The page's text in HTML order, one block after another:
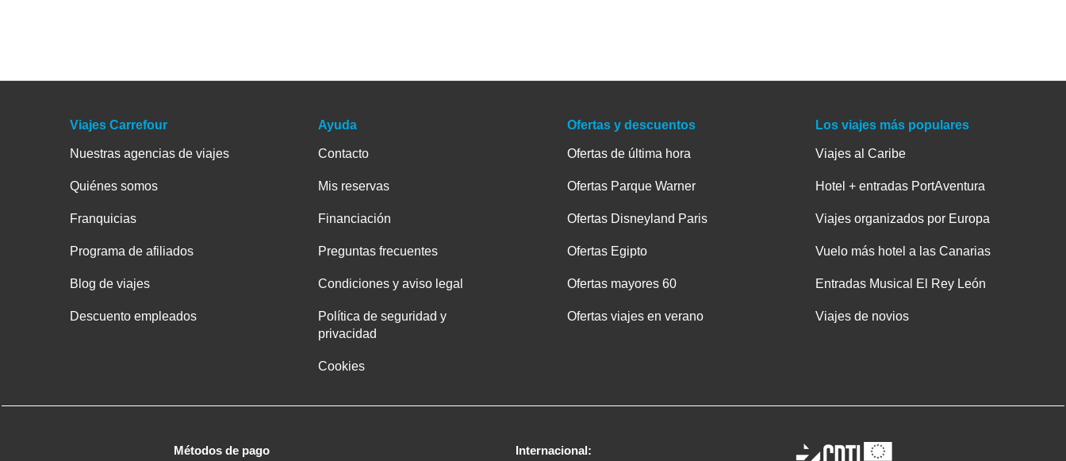
Viajes Carrefour
Nuestras agencias de viajes
Quiénes somos
Franquicias
Programa de afiliados
Blog de viajes
Descuento empleados
Ayuda
Contacto
Mis reservas
Financiación
Preguntas frecuentes
Condiciones y aviso legal
Política de seguridad y
privacidad
Cookies
Ofertas y descuentos
Ofertas de última hora
Ofertas Parque Warner
Ofertas Disneyland Paris
Ofertas Egipto
Ofertas mayores 60
Ofertas viajes en verano
Los viajes más populares
Viajes al Caribe
Hotel + entradas PortAventura
Viajes organizados por Europa
Vuelo más hotel a las Canarias
Entradas Musical El Rey León
Viajes de novios
Métodos de pago Internacional: